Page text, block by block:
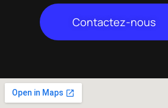
Contactez-nous